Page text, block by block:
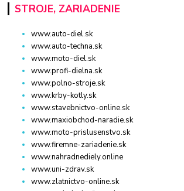
STROJE, ZARIADENIE
www.auto-diel.sk
www.auto-techna.sk
www.moto-diel.sk
www.profi-dielna.sk
www.polno-stroje.sk
www.krby-kotly.sk
www.stavebnictvo-online.sk
www.maxiobchod-naradie.sk
www.moto-prislusenstvo.sk
www.firemne-zariadenie.sk
www.nahradnediely.online
www.uni-zdrav.sk
www.zlatnictvo-online.sk